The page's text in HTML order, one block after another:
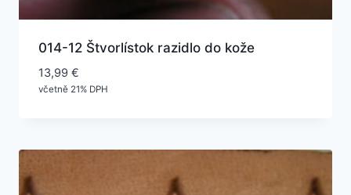
014-12 Štvorlístok razidlo do kože
13,99 €
včetně 21% DPH